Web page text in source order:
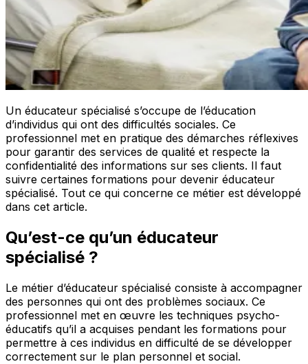
Un éducateur spécialisé s’occupe de l’éducation
d’individus qui ont des difficultés sociales. Ce
professionnel met en pratique des démarches réflexives
pour garantir des services de qualité et respecte la
confidentialité des informations sur ses clients. Il faut
suivre certaines formations pour devenir éducateur
spécialisé. Tout ce qui concerne ce métier est développé
dans cet article.
Qu’est-ce qu’un éducateur
spécialisé ?
Le métier d’éducateur spécialisé consiste à accompagner
des personnes qui ont des problèmes sociaux. Ce
professionnel met en œuvre les techniques psycho-
éducatifs qu’il a acquises pendant les formations pour
permettre à ces individus en difficulté de se développer
correctement sur le plan personnel et social.